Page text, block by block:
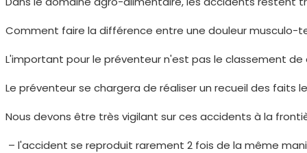
Comment faire la différence entre une douleur musculo-
L'important pour le préventeur n'est pas le classement
Le préventeur se chargera de réaliser un recueil des faits
Nous devons être très vigilant sur ces accidents à la
– l'accident se reproduit rarement 2 fois de la même